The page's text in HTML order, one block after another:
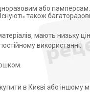
або
також
мають низьку
використанні.
в Києві або іншому